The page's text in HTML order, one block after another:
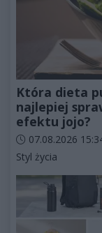
Która dieta
najlepiej
efektu jojo?
Data dodania
07.08.2026
Kategorie artykułu:
Styl życia